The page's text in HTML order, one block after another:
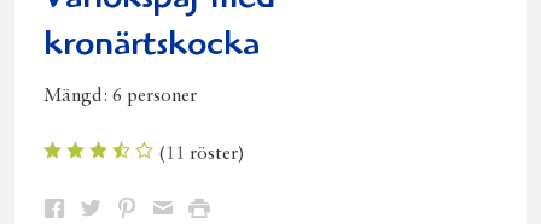
kronärtskocka
Mängd: 6 personer
(11 röster)
Dela Dela Dela DelaSkriv